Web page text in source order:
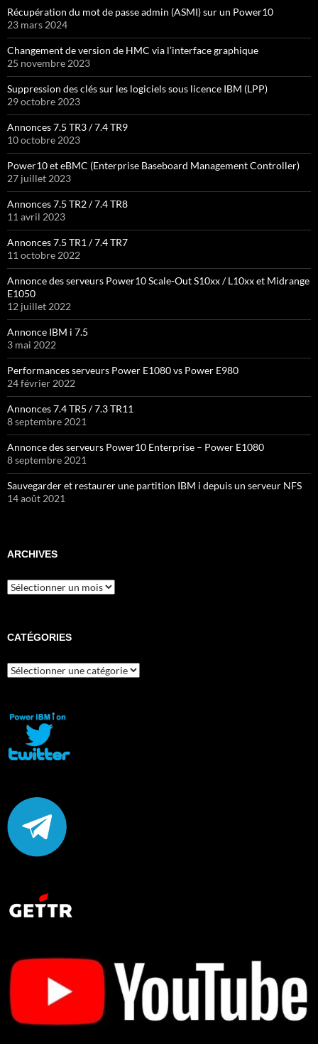
Récupération du mot de passe admin (ASMI) sur un Power10
23 mars 2024
Changement de version de HMC via l’interface graphique
25 novembre 2023
Suppression des clés sur les logiciels sous licence IBM (LPP)
29 octobre 2023
Annonces 7.5 TR3 / 7.4 TR9
10 octobre 2023
Power10 et eBMC (Enterprise Baseboard Management Controller)
27 juillet 2023
Annonces 7.5 TR2 / 7.4 TR8
11 avril 2023
Annonces 7.5 TR1 / 7.4 TR7
11 octobre 2022
Annonce des serveurs Power10 Scale-Out S10xx / L10xx et Midrange
E1050
12 juillet 2022
Annonce IBM i 7.5
3 mai 2022
Performances serveurs Power E1080 vs Power E980
24 février 2022
Annonces 7.4 TR5 / 7.3 TR11
8 septembre 2021
Annonce des serveurs Power10 Enterprise – Power E1080
8 septembre 2021
Sauvegarder et restaurer une partition IBM i depuis un serveur NFS
14 août 2021
ARCHIVES
Archives
CATÉGORIES
Catégories